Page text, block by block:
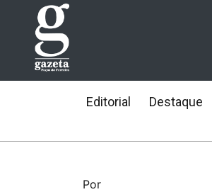
Editorial Destaque
Por